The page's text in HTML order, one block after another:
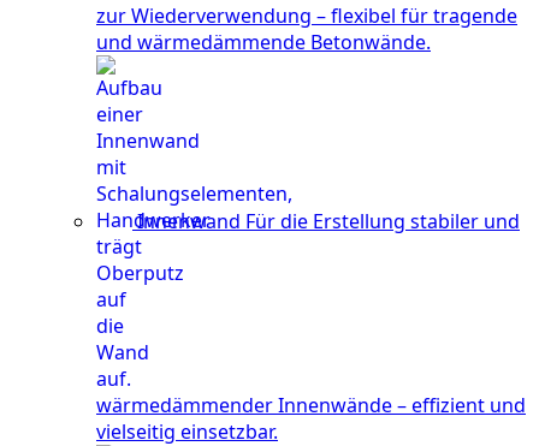
zur Wiederverwendung – flexibel für tragende
und wärmedämmende Betonwände.
Innenwand Für die Erstellung stabiler und
wärmedämmender Innenwände – effizient und
vielseitig einsetzbar.